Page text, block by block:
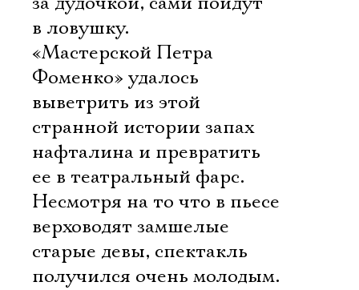
в ловушку.
«Мастерской Петра
Фоменко» удалось
выветрить из этой
странной истории запах
нафталина и превратить
ее в театральный фарс.
Несмотря на то что в пьесе
верховодят замшелые
старые девы, спектакль
получился очень молодым.